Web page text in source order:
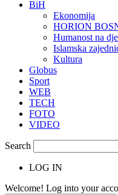
BiH
Ekonomija
HORION
Humanost na
Islamska
Kultura
Globus
Sport
WEB
TECH
FOTO
VIDEO
Search
LOG IN
Welcome! Log into your